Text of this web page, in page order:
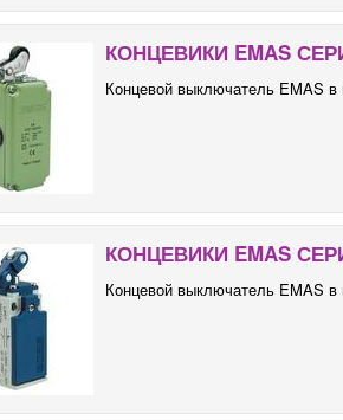
КОНЦЕВИКИ EMAS
Концевой выключатель EMAS в
КОНЦЕВИКИ EMAS
Концевой выключатель EMAS в